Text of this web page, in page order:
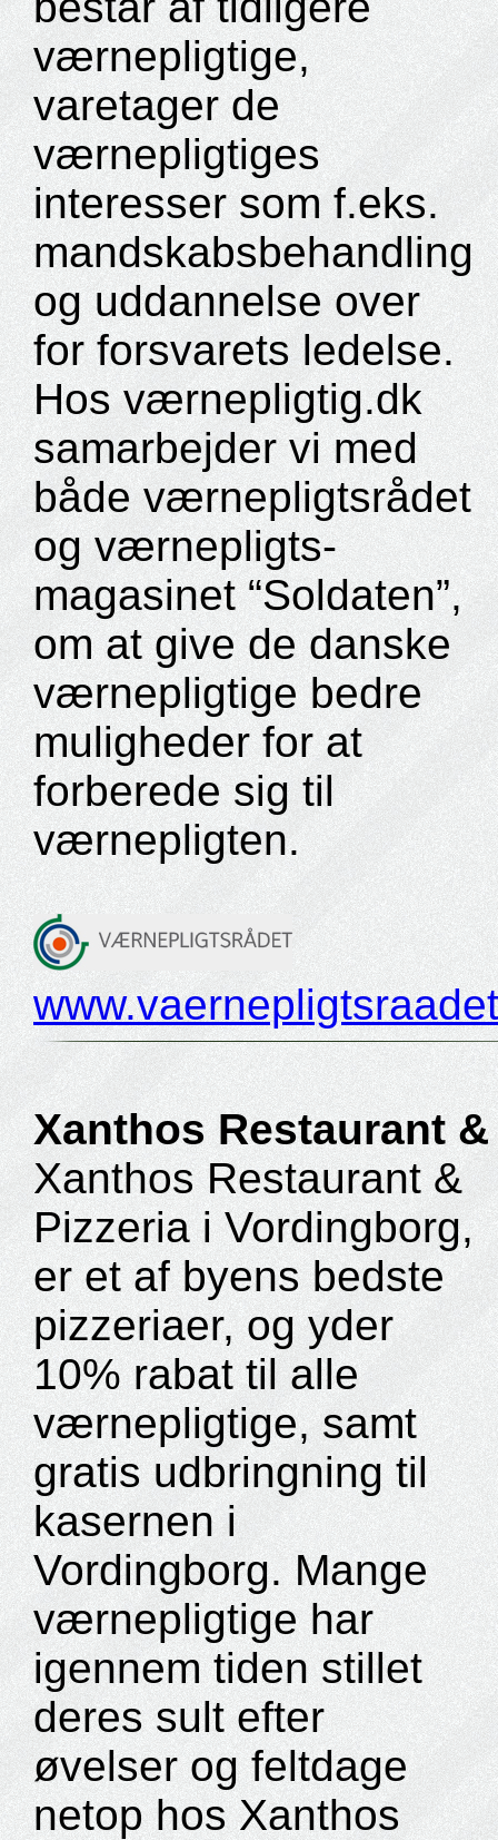
værnepligtige,
varetager de
værnepligtiges
interesser som f.eks.
mandskabsbehandling
og uddannelse over
for forsvarets ledelse.
Hos værnepligtig.dk
samarbejder vi med
både værnepligtsrådet
og værnepligts-
magasinet “Soldaten”,
om at give de danske
værnepligtige bedre
muligheder for at
forberede sig til
værnepligten.
Xanthos Restaurant
Xanthos Restaurant &
Pizzeria i Vordingborg,
er et af byens bedste
pizzeriaer, og yder
10% rabat til alle
værnepligtige, samt
gratis udbringning til
kasernen i
Vordingborg. Mange
værnepligtige har
igennem tiden stillet
deres sult efter
øvelser og feltdage
netop hos Xanthos